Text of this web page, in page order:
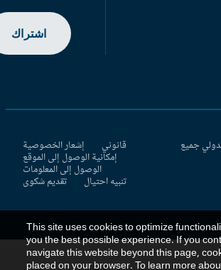
اشتراك
جميع قانوني إشعار الخصوصية
إمكانية الوصول إلى الموقع
الوصول إلى المعلومات
تنبيه احتيال تقديم شكوى
This site uses cookies to optimize
you the best possible experience. If you
navigate this website beyond this page,
placed on your browser. To learn more